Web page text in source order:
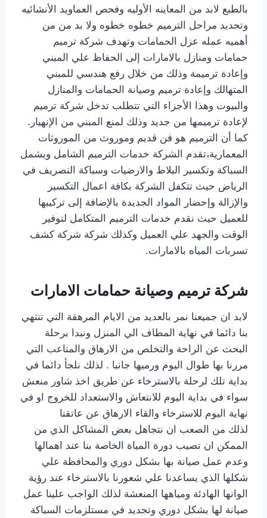
بالطبع لابد من المعاينه الأوليه وفحص العماويد الأنشائيه
وتحديد مراحل الترميم خطوه خطوه ولا بد من من
أهميه عمله عزل الحمامات وتهدف شركة ترميم
حمامات ومنازل بالامارات إلى الحفاظ علي المبني
وإعادة ترميمة وذلك من خلال رفع هندسي للمبني
المتهالك وإعادة ترميم وصيانة الحمامات والمنازل
والبيوت وهذا الأجزاء التي تتطلب تدخل شركة ترميم
لإعادة ترميمها من جديد وذلك لمنع المبني من الإنهيار.
كما أن الترميم هو فن قديم وموروث من الموروثات
المعمارية،تقدم الشركة خدمات الترميم الشامل ويشمل
السباكة وتكسير البلاط والارضيات وسباكة التصريف في
الرياض حيث تتكفل الشركة بكافة اعمال التكسير
والإزالة وإحضار المواد الجديدة بالإضافة إلى تركيبها
للعميل حيث نقدم خدمات الترميم المتكامل لتوفير
الوقت والجهد علي العميل وكذلك شركة شركة كشف
تسربات المياه بالامارات.
شركة ترميم وصيانة حمامات الامارات
لابد ان جميعنا نمر بالعديد من الايام المرهقة التي تنتهي
بنا دائما في نهاية المطاف الي المنزل ونبدا برحلة
البحث عن الراحة والتخلص من الارهاق والمتاعب التي
مررنا بها طوال اليوم ورميها جانبا . لذلك نلجأ دائما في
بداية تلك لرحلة بالاسترخاء عن طريق اخذ شاور منعش
سواء في بداية اليوم للانتعاش والاستعداد للخروج او في
نهاية اليوم للاسترخاء والقاء الارهاق عن عاتقنا
لذلك من الصعب ان نتجاهل بعض المشاكل الذي من
الممكن ان تصيب دورة المياة الخاصة بنا عند اهمالها
وعدم عمل صيانة بها بشكل دوري والمحافظة علي
شكلها الذي يساعدنا علي شعورنا بالاسترخاء عند رؤية
الوانها الهادئة ومياهها المنعشة لذلك الواجب علينا عمل
صيانة لها بشكل دوري وتجديد في مستلزمات السباكة